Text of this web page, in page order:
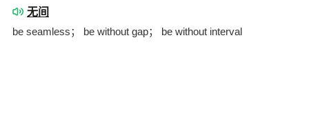
无间
be seamless； be without gap； be without interval